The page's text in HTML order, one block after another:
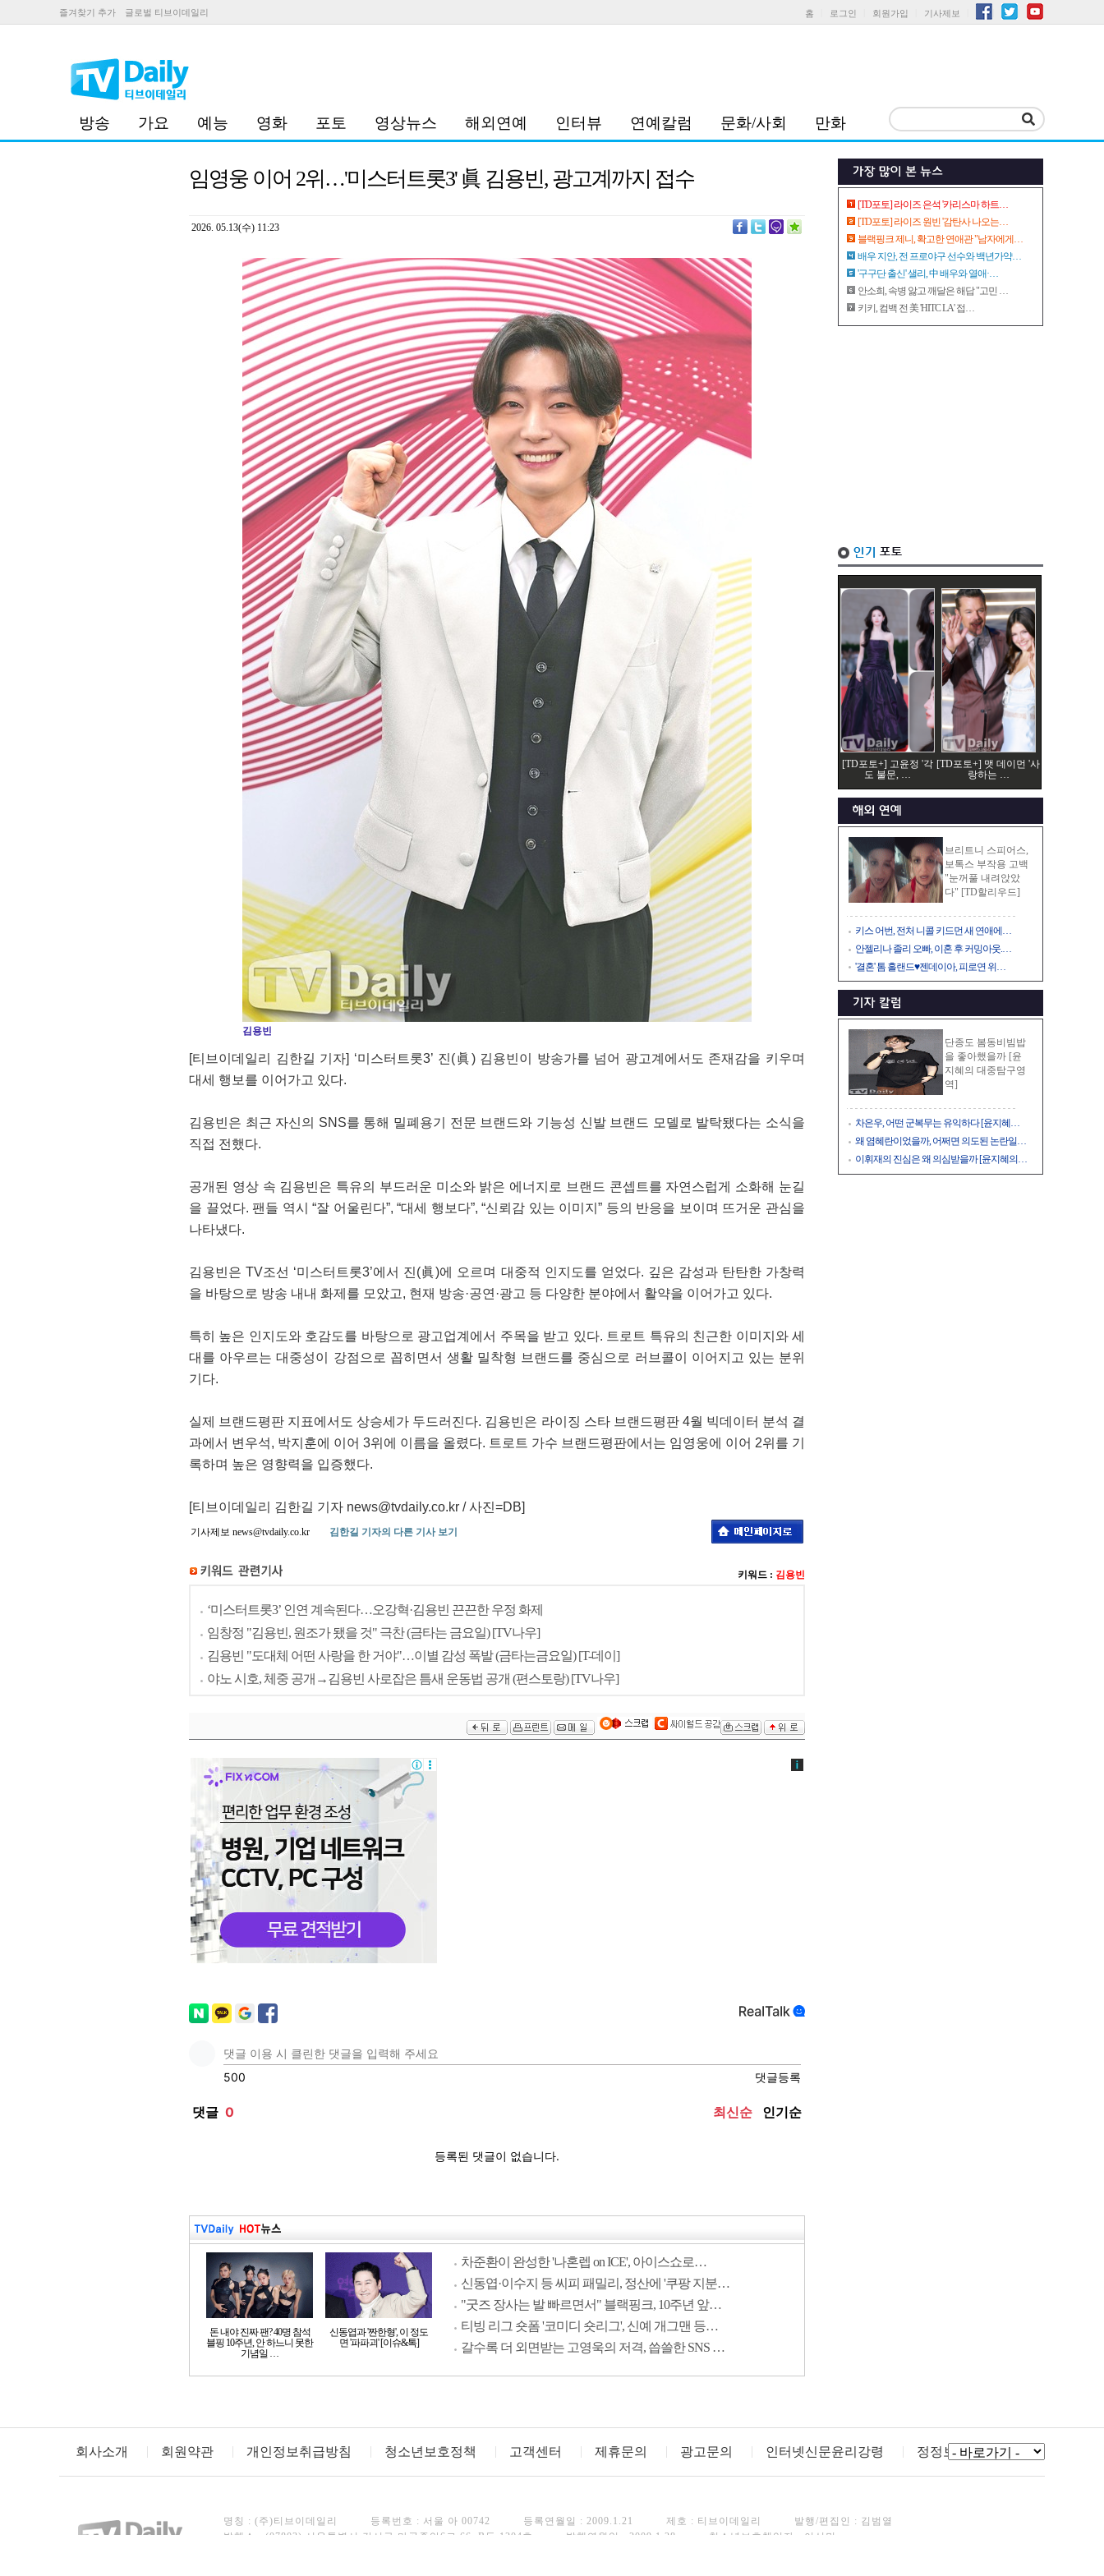
즐겨찾기 추가 글로벌 티브이데일리 홈 로그인 회원가입 기사제보
방송 가요 예능 영화 포토 영상뉴스 해외연예 인터뷰 연예칼럼 문화/사회 만화
임영웅 이어 2위…'미스터트롯3' 眞 김용빈, 광고계까지 접수
2026. 05.13(수) 11:23
김용빈
[티브이데일리 김한길 기자] ‘미스터트롯3’ 진(眞) 김용빈이 방송가를 넘어 광고계에서도 존재감을 키우며
대세 행보를 이어가고 있다.
김용빈은 최근 자신의 SNS를 통해 밀폐용기 전문 브랜드와 기능성 신발 브랜드 모델로 발탁됐다는 소식을
직접 전했다.
공개된 영상 속 김용빈은 특유의 부드러운 미소와 밝은 에너지로 브랜드 콘셉트를 자연스럽게 소화해 눈길
을 끌었다. 팬들 역시 “잘 어울린다”, “대세 행보다”, “신뢰감 있는 이미지” 등의 반응을 보이며 뜨거운 관심을
나타냈다.
김용빈은 TV조선 ‘미스터트롯3’에서 진(眞)에 오르며 대중적 인지도를 얻었다. 깊은 감성과 탄탄한 가창력
을 바탕으로 방송 내내 화제를 모았고, 현재 방송·공연·광고 등 다양한 분야에서 활약을 이어가고 있다.
특히 높은 인지도와 호감도를 바탕으로 광고업계에서 주목을 받고 있다. 트로트 특유의 친근한 이미지와 세
대를 아우르는 대중성이 강점으로 꼽히면서 생활 밀착형 브랜드를 중심으로 러브콜이 이어지고 있는 분위
기다.
실제 브랜드평판 지표에서도 상승세가 두드러진다. 김용빈은 라이징 스타 브랜드평판 4월 빅데이터 분석 결
과에서 변우석, 박지훈에 이어 3위에 이름을 올렸다. 트로트 가수 브랜드평판에서는 임영웅에 이어 2위를 기
록하며 높은 영향력을 입증했다.
[티브이데일리 김한길 기자 news@tvdaily.co.kr / 사진=DB]
기사제보 news@tvdaily.co.kr 김한길 기자의 다른 기사 보기
키워드 : 김용빈
‘미스터트롯3’ 인연 계속된다…오강혁·김용빈 끈끈한 우정 화제
임창정 "김용빈, 원조가 됐을 것" 극찬 (금타는 금요일) [TV나우]
김용빈 "도대체 어떤 사랑을 한 거야"…이별 감성 폭발 (금타는금요일) [T-데이]
야노 시호, 체중 공개→김용빈 사로잡은 틈새 운동법 공개 (편스토랑) [TV나우]
돈 내야 진짜 팬? 40명 참석
블핑 10주년, 안 하느니 못한
기념일 …
신동엽과 '짠한형', 이 정도
면 '파파괴' [이슈&톡]
차준환이 완성한 '나혼렙 on ICE', 아이스쇼로…
신동엽·이수지 등 씨피 패밀리, 정산에 '쿠팡 지분…
"굿즈 장사는 발 빠르면서" 블랙핑크, 10주년 앞…
티빙 리그 숏폼 '코미디 숏리그', 신예 개그맨 등…
갈수록 더 외면받는 고영욱의 저격, 씁쓸한 SNS …
[TD포토] 라이즈 은석 '카리스마 하트…
[TD포토] 라이즈 원빈 '감탄사 나오는…
블랙핑크 제니, 확고한 연애관 "남자에게…
배우 지안, 전 프로야구 선수와 백년가약…
'구구단 출신' 샐리, 中 배우와 열애·…
안소희, 속병 앓고 깨달은 해답 "고민 …
키키, 컴백 전 美 'HITC LA' 접…
[TD포토+] 고윤정 '각
도 불문, …
[TD포토+] 맷 데이먼 '사
랑하는 …
브리트니 스피어스,
보톡스 부작용 고백
"눈꺼풀 내려앉았
다" [TD할리우드]
키스 어번, 전처 니콜 키드먼 새 연애에…
안젤리나 졸리 오빠, 이혼 후 커밍아웃.…
'결혼' 톰 홀랜드♥젠데이아, 피로연 위…
단종도 봄동비빔밥
을 좋아했을까 [윤
지혜의 대중탐구영
역]
차은우, 어떤 군복무는 유익하다 [윤지혜…
왜 염혜란이었을까, 어쩌면 의도된 논란일…
이휘재의 진심은 왜 의심받을까 [윤지혜의…
회사소개 회원약관 개인정보취급방침 청소년보호정책 고객센터 제휴문의 광고문의 인터넷신문윤리강령 정정보도
명칭 : (주)티브이데일리 등록번호 : 서울 아 00742 등록연월일 : 2009.1.21 제호 : 티브이데일리
발행/편집인 : 김범열
발행소 : (07803) 서울특별시 강서구 마곡중앙6로 66, B동 1204호
발행연월일 : 2009.1.28
청소년보호책임자 : 이선민